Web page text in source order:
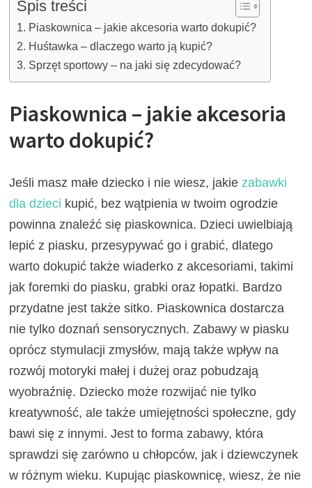
Spis treści
Piaskownica – jakie akcesoria warto dokupić?
Huśtawka – dlaczego warto ją kupić?
Sprzęt sportowy – na jaki się zdecydować?
Piaskownica – jakie akcesoria
warto dokupić?
Jeśli masz małe dziecko i nie wiesz, jakie zabawki
dla dzieci kupić, bez wątpienia w twoim ogrodzie
powinna znaleźć się piaskownica. Dzieci uwielbiają
lepić z piasku, przesypywać go i grabić, dlatego
warto dokupić także wiaderko z akcesoriami, takimi
jak foremki do piasku, grabki oraz łopatki. Bardzo
przydatne jest także sitko. Piaskownica dostarcza
nie tylko doznań sensorycznych. Zabawy w piasku
oprócz stymulacji zmysłów, mają także wpływ na
rozwój motoryki małej i dużej oraz pobudzają
wyobraźnię. Dziecko może rozwijać nie tylko
kreatywność, ale także umiejętności społeczne, gdy
bawi się z innymi. Jest to forma zabawy, która
sprawdzi się zarówno u chłopców, jak i dziewczynek
w różnym wieku. Kupując piaskownicę, wiesz, że nie